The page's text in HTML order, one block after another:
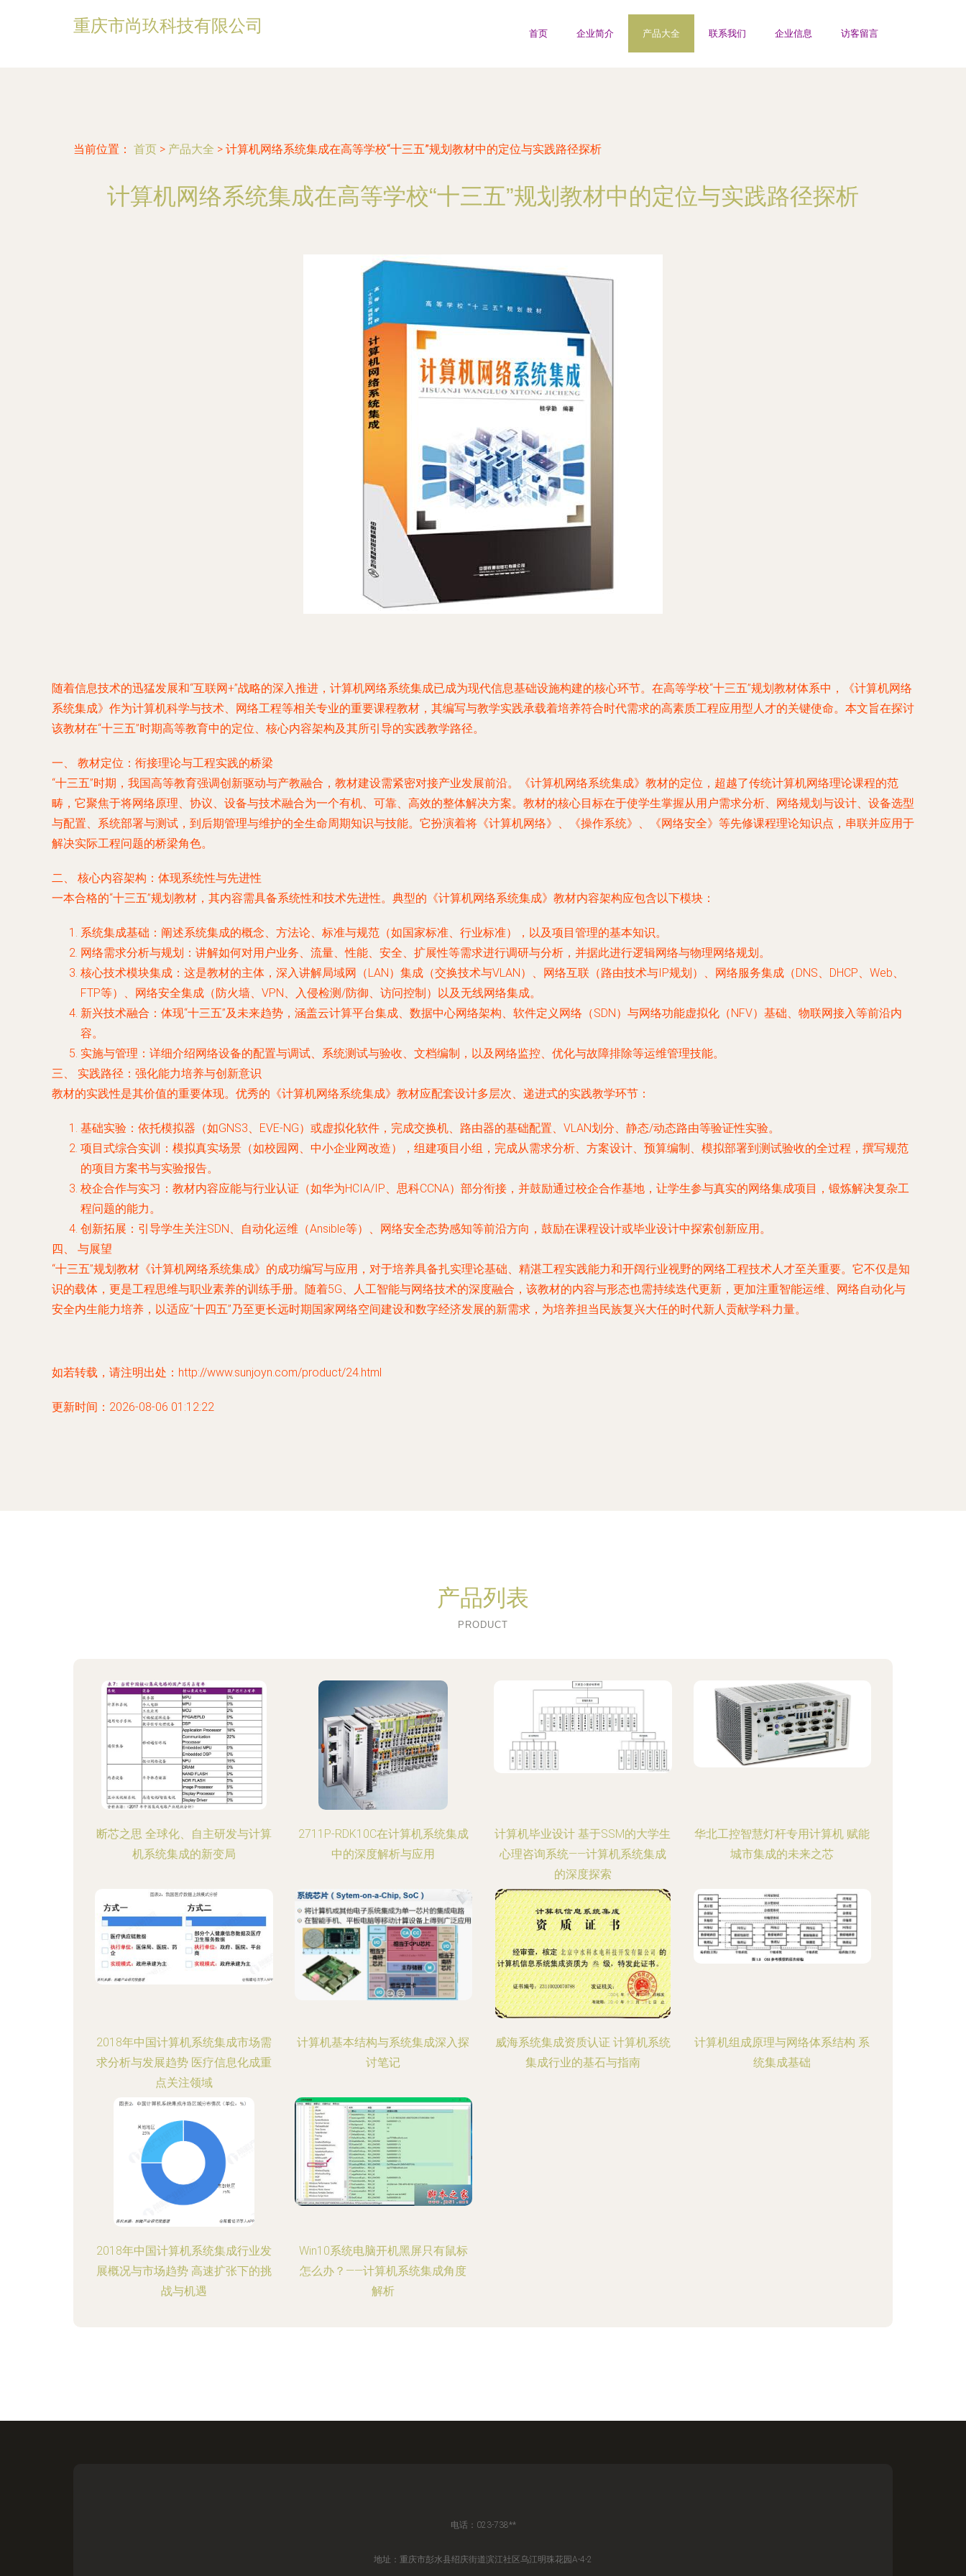
重庆市尚玖科技有限公司 首页 企业简介 产品大全 联系我们 企业信息 访客留言
当前位置： 首页 > 产品大全 > 计算机网络系统集成在高等学校“十三五”规划教材中的定位与实践路径探析
计算机网络系统集成在高等学校“十三五”规划教材中的定位与实践路径探析
随着信息技术的迅猛发展和“互联网+”战略的深入推进，计算机网络系统集成已成为现代信息基础设施构建的核心环节。在高等学校“十三五”规划教材体系中，《计算机网络
系统集成》作为计算机科学与技术、网络工程等相关专业的重要课程教材，其编写与教学实践承载着培养符合时代需求的高素质工程应用型人才的关键使命。本文旨在探讨
该教材在“十三五”时期高等教育中的定位、核心内容架构及其所引导的实践教学路径。
一、 教材定位：衔接理论与工程实践的桥梁
“十三五”时期，我国高等教育强调创新驱动与产教融合，教材建设需紧密对接产业发展前沿。《计算机网络系统集成》教材的定位，超越了传统计算机网络理论课程的范
畴，它聚焦于将网络原理、协议、设备与技术融合为一个有机、可靠、高效的整体解决方案。教材的核心目标在于使学生掌握从用户需求分析、网络规划与设计、设备选型
与配置、系统部署与测试，到后期管理与维护的全生命周期知识与技能。它扮演着将《计算机网络》、《操作系统》、《网络安全》等先修课程理论知识点，串联并应用于
解决实际工程问题的桥梁角色。
二、 核心内容架构：体现系统性与先进性
一本合格的“十三五”规划教材，其内容需具备系统性和技术先进性。典型的《计算机网络系统集成》教材内容架构应包含以下模块：
系统集成基础 ：阐述系统集成的概念、方法论、标准与规范（如国家标准、行业标准），以及项目管理的基本知识。
网络需求分析与规划 ：讲解如何对用户业务、流量、性能、安全、扩展性等需求进行调研与分析，并据此进行逻辑网络与物理网络规划。
核心技术模块集成 ：这是教材的主体，深入讲解局域网（LAN）集成（交换技术与VLAN）、网络互联（路由技术与IP规划）、网络服务集成（DNS、DHCP、Web、
FTP等）、网络安全集成（防火墙、VPN、入侵检测/防御、访问控制）以及无线网络集成。
新兴技术融合 ：体现“十三五”及未来趋势，涵盖云计算平台集成、数据中心网络架构、软件定义网络（SDN）与网络功能虚拟化（NFV）基础、物联网接入等前沿内
容。
实施与管理 ：详细介绍网络设备的配置与调试、系统测试与验收、文档编制，以及网络监控、优化与故障排除等运维管理技能。
三、 实践路径：强化能力培养与创新意识
教材的实践性是其价值的重要体现。优秀的《计算机网络系统集成》教材应配套设计多层次、递进式的实践教学环节：
基础实验 ：依托模拟器（如GNS3、EVE-NG）或虚拟化软件，完成交换机、路由器的基础配置、VLAN划分、静态/动态路由等验证性实验。
项目式综合实训
：模拟真实场景（如校园网、中小企业网改造），组建项目小组，完成从需求分析、方案设计、预算编制、模拟部署到测试验收的全过程，撰写规范
的项目方案书与实验报告。
校企合作与实习 ：教材内容应能与行业认证（如华为HCIA/IP、思科CCNA）部分衔接，并鼓励通过校企合作基地，让学生参与真实的网络集成项目，锻炼解决复杂工
程问题的能力。
创新拓展 ：引导学生关注SDN、自动化运维（Ansible等）、网络安全态势感知等前沿方向，鼓励在课程设计或毕业设计中探索创新应用。
四、 与展望
“十三五”规划教材《计算机网络系统集成》的成功编写与应用，对于培养具备扎实理论基础、精湛工程实践能力和开阔行业视野的网络工程技术人才至关重要。它不仅是知
识的载体，更是工程思维与职业素养的训练手册。随着5G、人工智能与网络技术的深度融合，该教材的内容与形态也需持续迭代更新，更加注重智能运维、网络自动化与
安全内生能力培养，以适应“十四五”乃至更长远时期国家网络空间建设和数字经济发展的新需求，为培养担当民族复兴大任的时代新人贡献学科力量。
如若转载，请注明出处：http://www.sunjoyn.com/product/24.html
更新时间：2026-08-06 01:12:22
产品列表
PRODUCT
断芯之思 全球化、自主研发与计算
机系统集成的新变局
2711P-RDK10C在计算机系统集成
中的深度解析与应用
计算机毕业设计 基于SSM的大学生
心理咨询系统——计算机系统集成
的深度探索
华北工控智慧灯杆专用计算机 赋能
城市集成的未来之芯
2018年中国计算机系统集成市场需
求分析与发展趋势 医疗信息化成重
点关注领域
计算机基本结构与系统集成深入探
讨笔记
威海系统集成资质认证 计算机系统
集成行业的基石与指南
计算机组成原理与网络体系结构 系
统集成基础
2018年中国计算机系统集成行业发
展概况与市场趋势 高速扩张下的挑
战与机遇
Win10系统电脑开机黑屏只有鼠标
怎么办？——计算机系统集成角度
解析
电话：023-738**
地址：重庆市彭水县绍庆街道滨江社区乌江明珠花园A-4-2